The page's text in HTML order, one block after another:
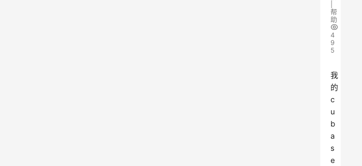
帮
助
4
9
5
我
的
c
u
b
a
s
e